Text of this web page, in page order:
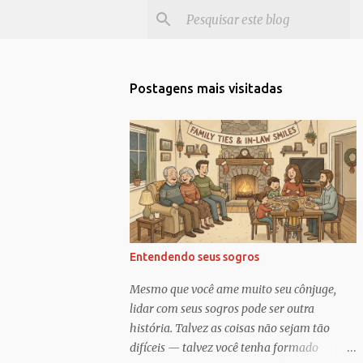
Postagens mais visitadas
Entendendo seus sogros
Mesmo que você ame muito seu cônjuge,
lidar com seus sogros pode ser outra
história. Talvez as coisas não sejam tão
difíceis — talvez você tenha formado